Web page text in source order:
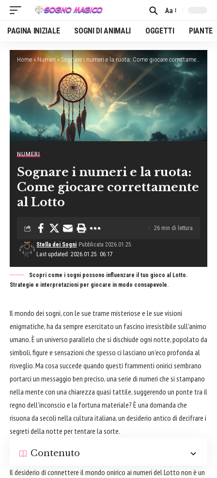
Font
Resizer
Aa
PAGINA INIZIALE SOGNI DI ANIMALI OGGETTI PIANTE
Home» Numeri»Sognare i numeri e la ruota: Come giocare correttamente al Lotto
NUMERI
Sognare i numeri e la ruota:
Come giocare correttamente
al Lotto
Last updated: 2026.01.25. 06:17
Stella dei Sogni Pubblicata 2026.01.25.
26 min di lettura
Scopri come i sogni possono influenzare il tuo gioco al Lotto.
Strategie e interpretazioni per giocare in modo consapevole.
Il mondo dei sogni, con le sue trame misteriose e le sue visioni
enigmatiche, ha da sempre esercitato un fascino irresistibile sull'animo
umano. È un universo parallelo che si dischiude ogni notte, popolato da
simboli, figure e sensazioni che spesso ci lasciano un'eco profonda al
risveglio. Ma cosa succede quando questi frammenti onirici sembrano
portarci un messaggio ben preciso, una serie di numeri che si stampano
nella mente con una chiarezza quasi tattile, suggerendo un ponte tra il
regno dell'inconscio e la fortuna materiale? È una domanda che
risuona da secoli nella cultura italiana, un desiderio antico di decifrare i
segreti della notte per tentare la sorte.
Contenuto
Il desiderio di connettere il mondo onirico ai numeri del Lotto non è un